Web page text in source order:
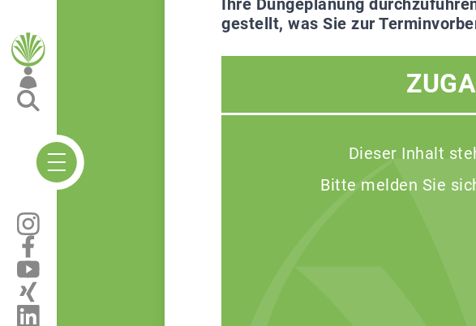
gestellt, was Sie zur
Dieser Inhalt
Bitte melden Sie